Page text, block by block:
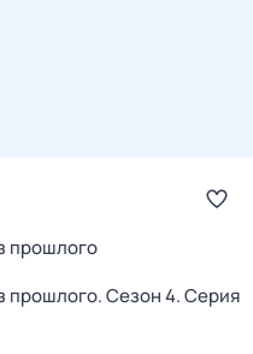
прошлого
прошлого. Сезон 4. Серия